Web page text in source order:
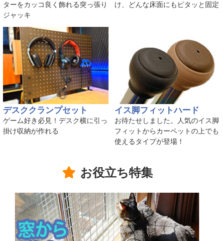
ターをカッコ良く飾れる突っ張り
ジャッキ
け、どんな床面にもピタッと固定
デスククランプセット
ゲーム好き必見！デスク横に引っ
掛け収納が作れる
イス脚フィットハード
お待たせしました。人気のイス脚
フィットからカーペットの上でも
使えるタイプが登場！
お役立ち特集